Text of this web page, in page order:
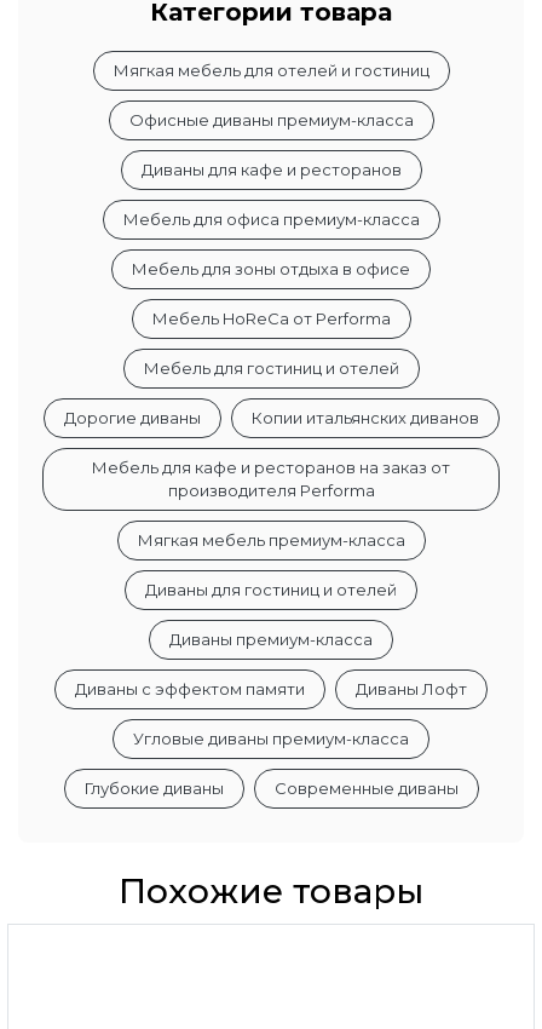
Категории товара
Мягкая мебель для отелей и гостиниц
Офисные диваны премиум-класса
Диваны для кафе и ресторанов
Мебель для офиса премиум-класса
Мебель для зоны отдыха в офисе
Мебель HoReCa от Performa
Мебель для гостиниц и отелей
Дорогие диваны Копии итальянских диванов
Мебель для кафе и ресторанов на заказ от
производителя Performa
Мягкая мебель премиум-класса
Диваны для гостиниц и отелей
Диваны премиум-класса
Диваны с эффектом памяти Диваны Лофт
Угловые диваны премиум-класса
Глубокие диваны Современные диваны
Похожие товары